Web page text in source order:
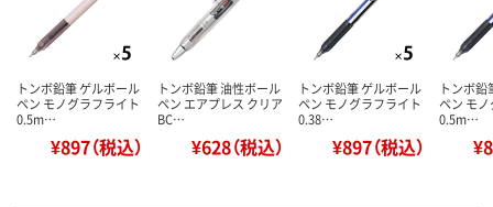
トンボ鉛筆 ゲルボール
ペン モノグラフライト
0.5m…
¥897（税込）
トンボ鉛筆 油性ボール
ペン エアプレス クリア
BC…
¥628（税込）
トンボ鉛筆 ゲルボール
ペン モノグラフライト
0.38…
¥897（税込）
トンボ鉛
ペン モ
0.5m…